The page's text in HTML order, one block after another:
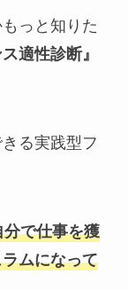
っと知りた
適性診断』
る実践型フ
で仕事を獲
ムになって